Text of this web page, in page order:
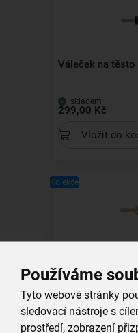
Používáme
Tyto webové stránky
sledovací nástroje s
prostředí, zobrazení
Váleček na těsto
skladem
299,00 Kč
Vložit do
Kolekce
skladem
299,00 Kč
Vložit do